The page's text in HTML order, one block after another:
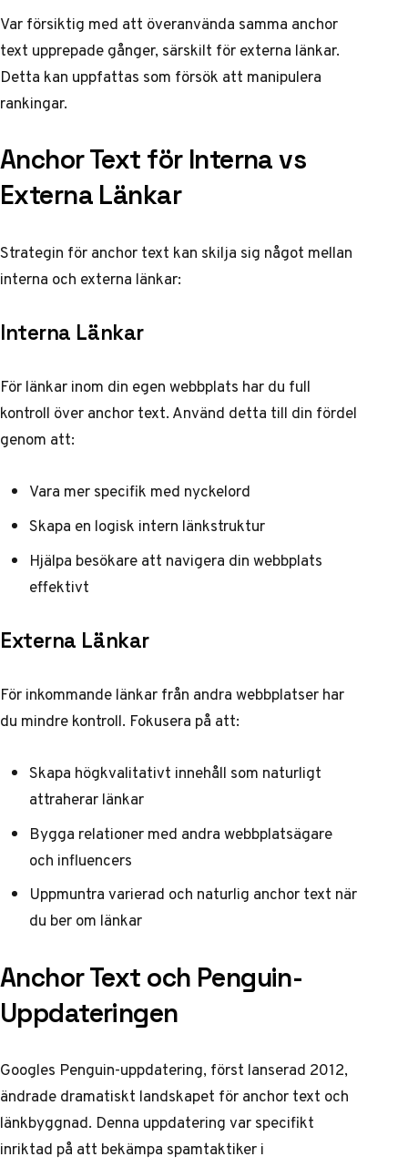
Var försiktig med att överanvända samma anchor
text upprepade gånger, särskilt för externa länkar.
Detta kan uppfattas som försök att manipulera
rankingar.
Anchor Text för Interna vs
Externa Länkar
Strategin för anchor text kan skilja sig något mellan
interna och externa länkar:
Interna Länkar
För länkar inom din egen webbplats har du full
kontroll över anchor text. Använd detta till din fördel
genom att:
Vara mer specifik med nyckelord
Skapa en logisk intern länkstruktur
Hjälpa besökare att navigera din webbplats
effektivt
Externa Länkar
För inkommande länkar från andra webbplatser har
du mindre kontroll. Fokusera på att:
Skapa högkvalitativt innehåll som naturligt
attraherar länkar
Bygga relationer med andra webbplatsägare
och influencers
Uppmuntra varierad och naturlig anchor text när
du ber om länkar
Anchor Text och Penguin-
Uppdateringen
Googles Penguin-uppdatering, först lanserad 2012,
ändrade dramatiskt landskapet för anchor text och
länkbyggnad. Denna uppdatering var specifikt
inriktad på att bekämpa spamtaktiker i